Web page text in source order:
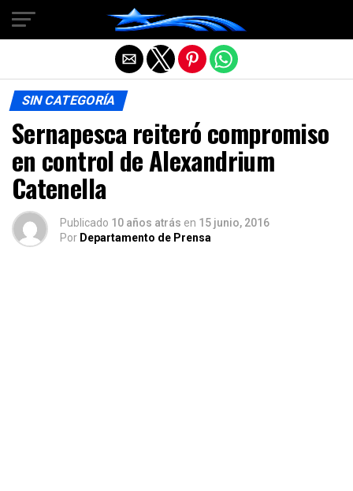
SIN CATEGORÍA
Sernapesca reiteró compromiso
en control de Alexandrium
Catenella
Publicado 10 años atrás en 15 junio, 2016
Por Departamento de Prensa
Salir de la versión móvil